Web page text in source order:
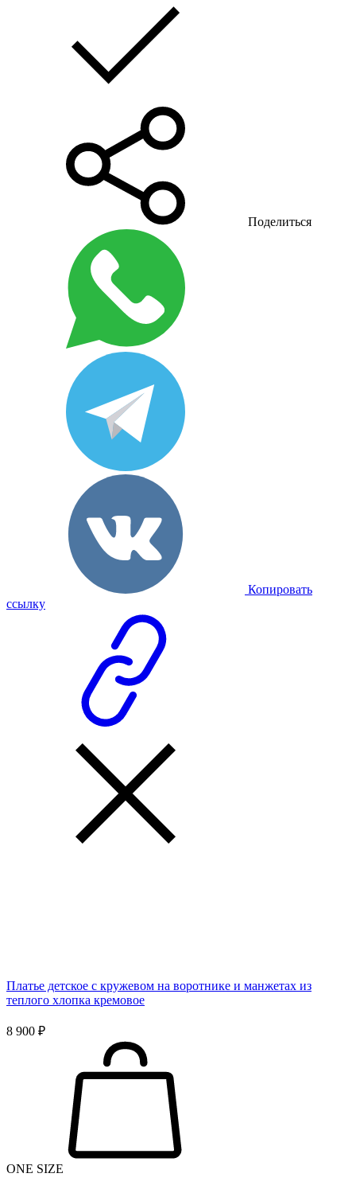
Поделиться
Копировать
ссылку
Платье детское с кружевом на воротнике и манжетах из
теплого хлопка кремовое
8 900 ₽
ONE SIZE